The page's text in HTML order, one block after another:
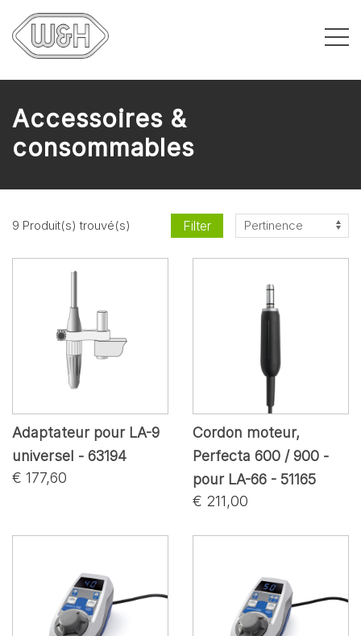
Accessoires &
consommables
9 Produit(s) trouvé(s) Filter
Adaptateur pour LA-9
universel - 63194
€ 177,60
Cordon moteur,
Perfecta 600 / 900 -
pour LA-66 - 51165
€ 211,00